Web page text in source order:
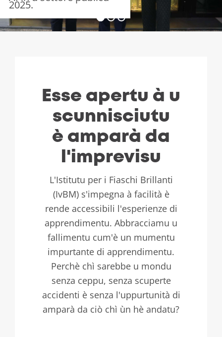
2025.
Esse apertu à u
scunnisciutu
è amparà da
l'imprevisu
L'Istitutu per i Fiaschi Brillanti
(IvBM) s'impegna à facilità è
rende accessibili l'esperienze di
apprendimentu. Abbracciamu u
fallimentu cum'è un mumentu
impurtante di apprendimentu.
Perchè chì sarebbe u mondu
senza ceppu, senza scuperte
accidenti è senza l'uppurtunità di
amparà da ciò chì ùn hè andatu?